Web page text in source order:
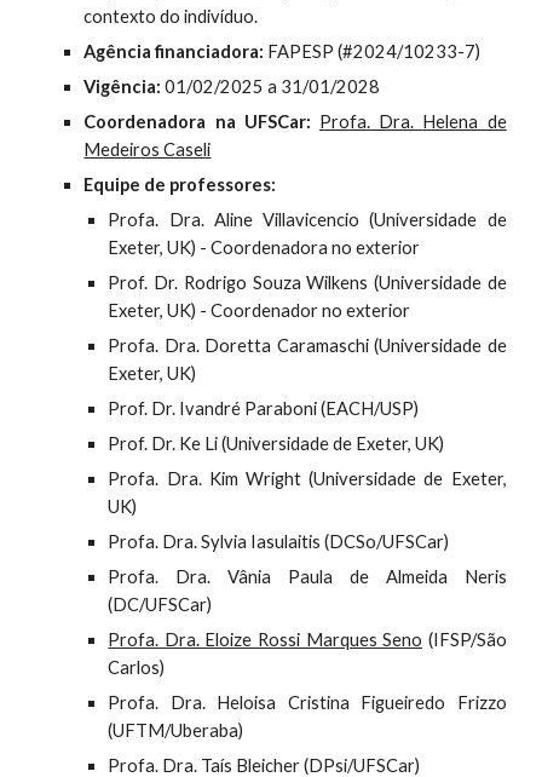
contexto do indivíduo.
Agência financiadora: FAPESP (#2024/10233-7)
Vigência: 01/02/2025 a 31/01/2028
Coordenadora na UFSCar: Profa. Dra. Helena de
Medeiros Caseli
Equipe de professores:
Profa. Dra. Aline Villavicencio (Universidade de
Exeter, UK) -Coordenadora no exterior
Prof. Dr. Rodrigo Souza Wilkens (Universidade de
Exeter, UK) - Coordenador no exterior
Profa. Dra. Doretta Caramaschi (Universidade de
Exeter, UK)
Prof. Dr. Ivandré Paraboni (EACH/USP)
Prof. Dr. Ke Li(Universidade de Exeter, UK)
Profa. Dra. Kim Wright (Universidade de Exeter,
UK)
Profa. Dra. Sylvia Iasulaitis (DCSo/UFSCar)
Profa. Dra. Vânia Paula de Almeida Neris
(DC/UFSCar)
Profa. Dra. Eloize Rossi Marques Seno (IFSP/São
Carlos)
Profa. Dra. Heloisa Cristina Figueiredo Frizzo
(UFTM/Uberaba)
Profa. Dra. Taís Bleicher (DPsi/UFSCar)